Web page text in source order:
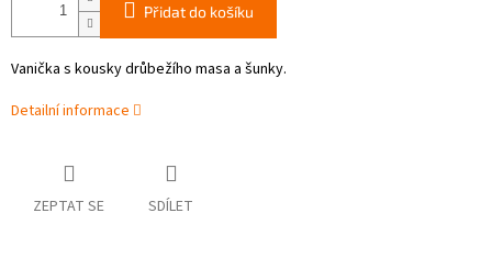
Přidat do košíku
Vanička s kousky drůbežího masa a šunky.
Detailní informace
ZEPTAT SE SDÍLET